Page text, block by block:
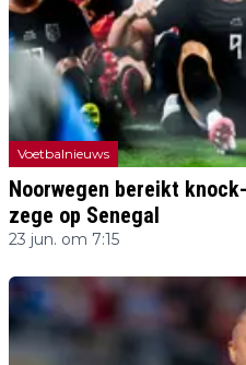
Voetbalnieuws
Noorwegen bereikt
zege op Senegal
23 jun. om 7:15